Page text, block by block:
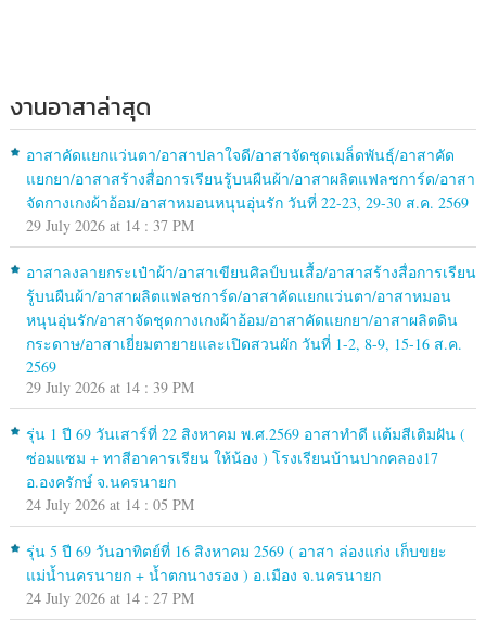
งานอาสาล่าสุด
อาสาคัดแยกแว่นตา/อาสาปลาใจดี/อาสาจัดชุดเมล็ดพันธุ์/อาสาคัด
แยกยา/อาสาสร้างสื่อการเรียนรู้บนผืนผ้า/อาสาผลิตแฟลชการ์ด/อาสา
จัดกางเกงผ้าอ้อม/อาสาหมอนหนุนอุ่นรัก วันที่ 22-23, 29-30 ส.ค. 2569
29 July 2026 at 14 : 37 PM
อาสาลงลายกระเป๋าผ้า/อาสาเขียนศิลป์บนเสื้อ/อาสาสร้างสื่อการเรียน
รู้บนผืนผ้า/อาสาผลิตแฟลชการ์ด/อาสาคัดแยกแว่นตา/อาสาหมอน
หนุนอุ่นรัก/อาสาจัดชุดกางเกงผ้าอ้อม/อาสาคัดแยกยา/อาสาผลิตดิน
กระดาษ/อาสาเยี่ยมตายายและเปิดสวนผัก วันที่ 1-2, 8-9, 15-16 ส.ค.
2569
29 July 2026 at 14 : 39 PM
รุ่น 1 ปี 69 วันเสาร์ที่ 22 สิงหาคม พ.ศ.2569 อาสาทำดี แต้มสีเติมฝัน (
ซ่อมแซม + ทาสีอาคารเรียน ให้น้อง ) โรงเรียนบ้านปากคลอง17
อ.องครักษ์ จ.นครนายก
24 July 2026 at 14 : 05 PM
รุ่น 5 ปี 69 วันอาทิตย์ที่ 16 สิงหาคม 2569 ( อาสา ล่องแก่ง เก็บขยะ
แม่น้ำนครนายก + น้ำตกนางรอง ) อ.เมือง จ.นครนายก
24 July 2026 at 14 : 27 PM